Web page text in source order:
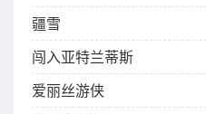
疆雪
闯入亚特兰蒂斯
爱丽丝游侠